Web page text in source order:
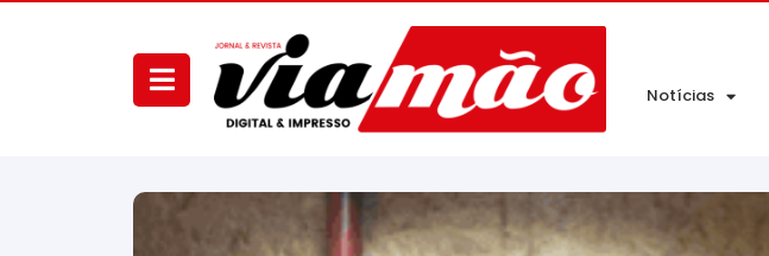
Notícias